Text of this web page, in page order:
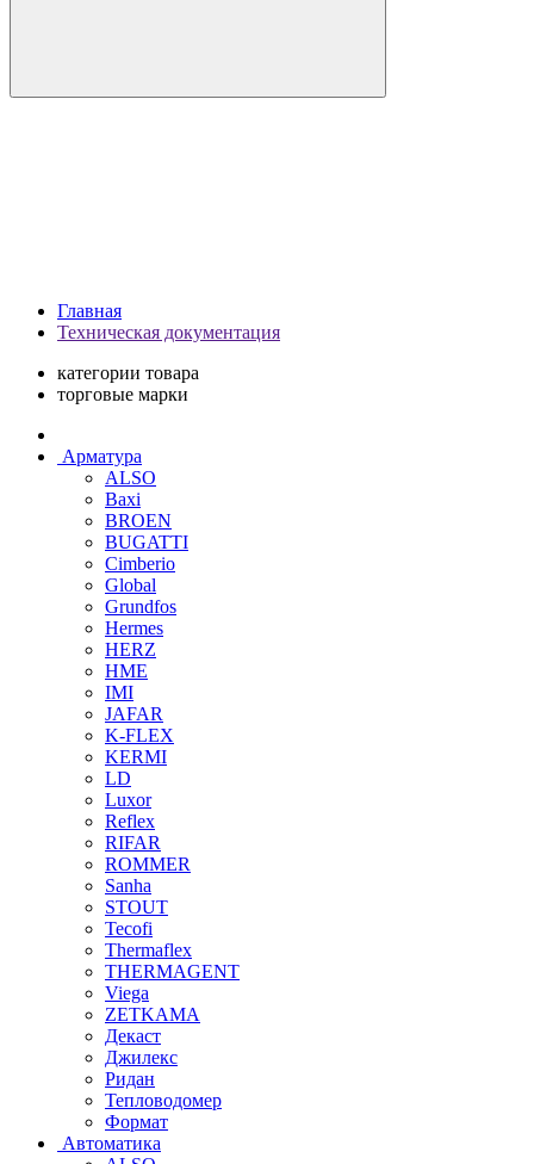
Главная
Техническая документация
категории товара
торговые марки
Арматура
ALSO
Baxi
BROEN
BUGATTI
Cimberio
Global
Grundfos
Hermes
HERZ
HME
IMI
JAFAR
K-FLEX
KERMI
LD
Luxor
Reflex
RIFAR
ROMMER
Sanha
STOUT
Tecofi
Thermaflex
THERMAGENT
Viega
ZETKAMA
Декаст
Джилекс
Ридан
Тепловодомер
Формат
Автоматика